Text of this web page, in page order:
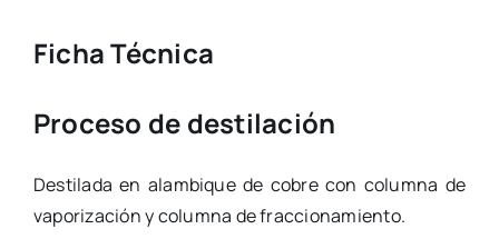
Ficha Técnica
Proceso de destilación
Destilada en alambique de cobre con columna de
vaporización y columna de fraccionamiento.